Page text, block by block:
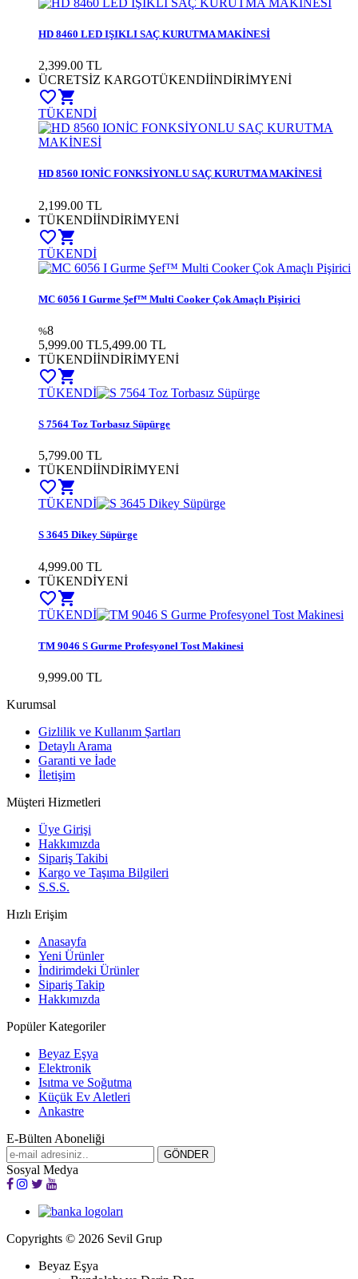
HD 8460 LED IŞIKLI SAÇ KURUTMA MAKİNESİ
2,399.00 TL
ÜCRETSİZ KARGOTÜKENDİİNDİRİMYENİ
favorite_bordershopping_cart
TÜKENDİ
HD 8560 IONİC FONKSİYONLU SAÇ KURUTMA MAKİNESİ
2,199.00 TL
TÜKENDİİNDİRİMYENİ
favorite_bordershopping_cart
TÜKENDİ
MC 6056 I Gurme Şef™ Multi Cooker Çok Amaçlı Pişirici
%8
5,999.00 TL5,499.00 TL
TÜKENDİİNDİRİMYENİ
favorite_bordershopping_cart
TÜKENDİ
S 7564 Toz Torbasız Süpürge
5,799.00 TL
TÜKENDİİNDİRİMYENİ
favorite_bordershopping_cart
TÜKENDİ
S 3645 Dikey Süpürge
4,999.00 TL
TÜKENDİYENİ
favorite_bordershopping_cart
TÜKENDİ
TM 9046 S Gurme Profesyonel Tost Makinesi
9,999.00 TL
Kurumsal
Gizlilik ve Kullanım Şartları
Detaylı Arama
Garanti ve İade
İletişim
Müşteri Hizmetleri
Üye Girişi
Hakkımızda
Sipariş Takibi
Kargo ve Taşıma Bilgileri
S.S.S.
Hızlı Erişim
Anasayfa
Yeni Ürünler
İndirimdeki Ürünler
Sipariş Takip
Hakkımızda
Popüler Kategoriler
Beyaz Eşya
Elektronik
Isıtma ve Soğutma
Küçük Ev Aletleri
Ankastre
E-Bülten Aboneliği
Sosyal Medya
Copyrights © 2026 Sevil Grup
Beyaz Eşya